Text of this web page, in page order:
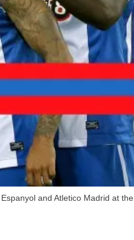
and Atletico Madrid at the